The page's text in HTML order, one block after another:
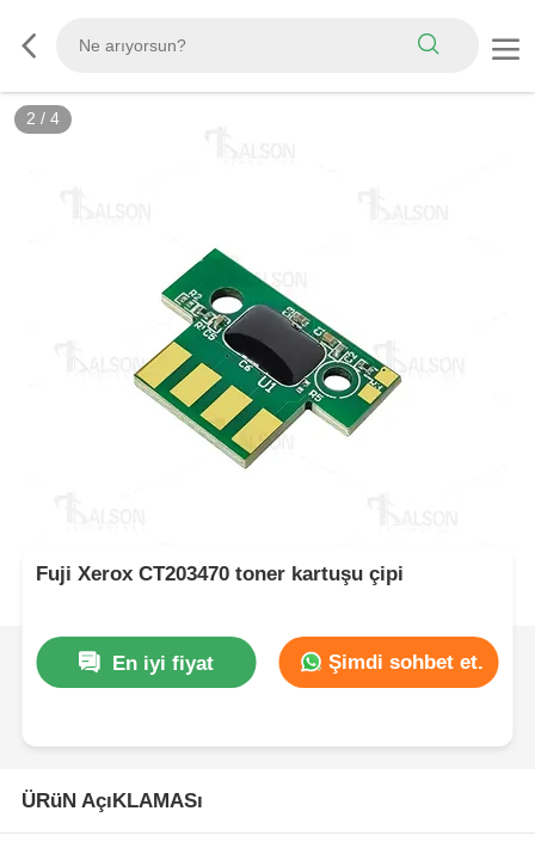
2 / 4
Fuji Xerox CT203470 toner kartuşu çipi
En iyi fiyat Şimdi sohbet et.
ÜRüN AçıKLAMASı